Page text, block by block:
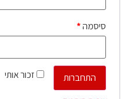
סיסמה*
זכור אותי
התחברות